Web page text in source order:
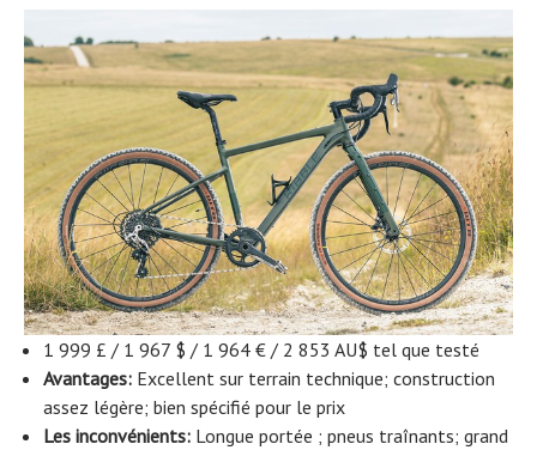
1 999 £ / 1 967 $ / 1 964 € / 2 853 AU$ tel que testé
Avantages: Excellent sur terrain technique; construction
assez légère; bien spécifié pour le prix
Les inconvénients: Longue portée ; pneus traînants; grand